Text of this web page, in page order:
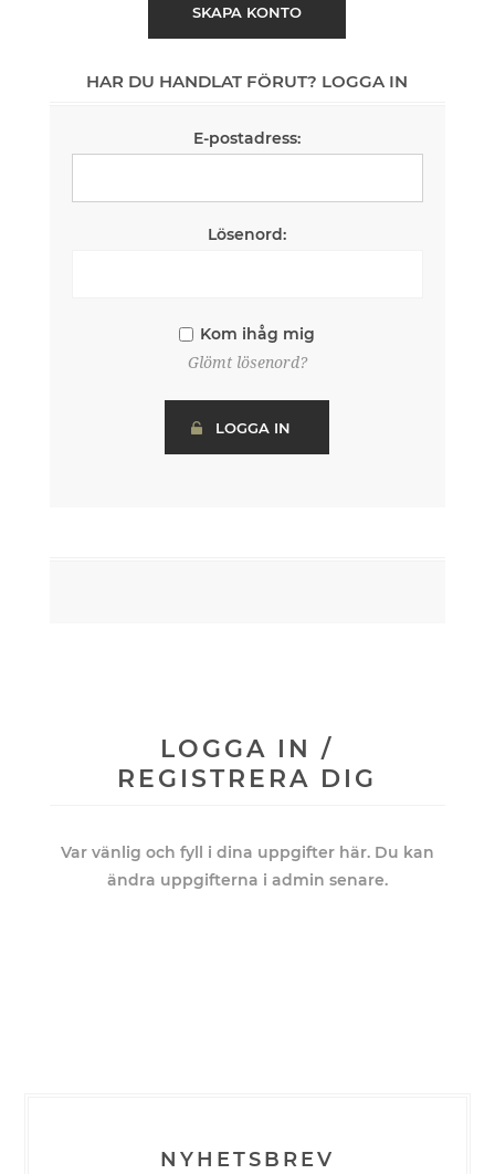
SKAPA KONTO
HAR DU HANDLAT FÖRUT? LOGGA IN
E-postadress:
Lösenord:
Kom ihåg mig
Glömt lösenord?
LOGGA IN
LOGGA IN /
REGISTRERA DIG
Var vänlig och fyll i dina uppgifter här. Du kan
ändra uppgifterna i admin senare.
NYHETSBREV